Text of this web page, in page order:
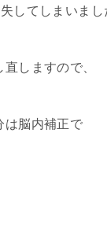
してしまいまし
しますので、
は脳内補正で